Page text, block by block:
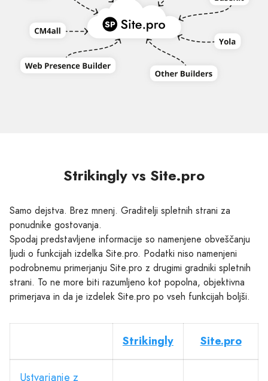
Strikingly vs Site.pro
Samo dejstva. Brez mnenj. Graditelji spletnih strani za
ponudnike gostovanja.
Spodaj predstavljene informacije so namenjene obveščanju
ljudi o funkcijah izdelka Site.pro. Podatki niso namenjeni
podrobnemu primerjanju Site.pro z drugimi gradniki spletnih
strani. To ne more biti razumljeno kot popolna, objektivna
primerjava in da je izdelek Site.pro po vseh funkcijah boljši.
Strikingly Site.pro
Ustvarjanje z